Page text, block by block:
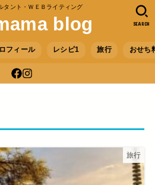
タント・ＷＥＢライティング
blog
フィール レシピ1 旅行 おせち
SEARCH
旅行